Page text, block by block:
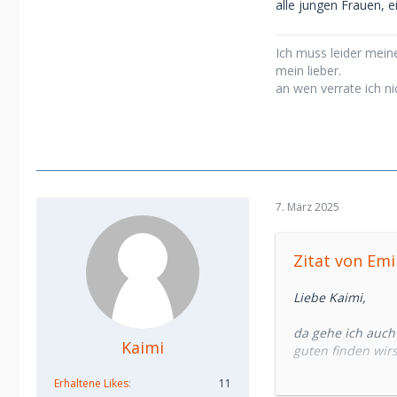
problematisch
standen mit
Zahnspange..."
einer hat sogar
Mit mehr
Ich finde nicht
möglichst guten
Besonders weil
Versprochen
nach mehreren
alle jungen Frauen,
Ich muss leider
mein lieber.
an wen verrate ich
Kaimi
Erhaltene Likes
11
7. März 2025
Zitat von
Liebe Kaimi,
da gehe ich
guten finden